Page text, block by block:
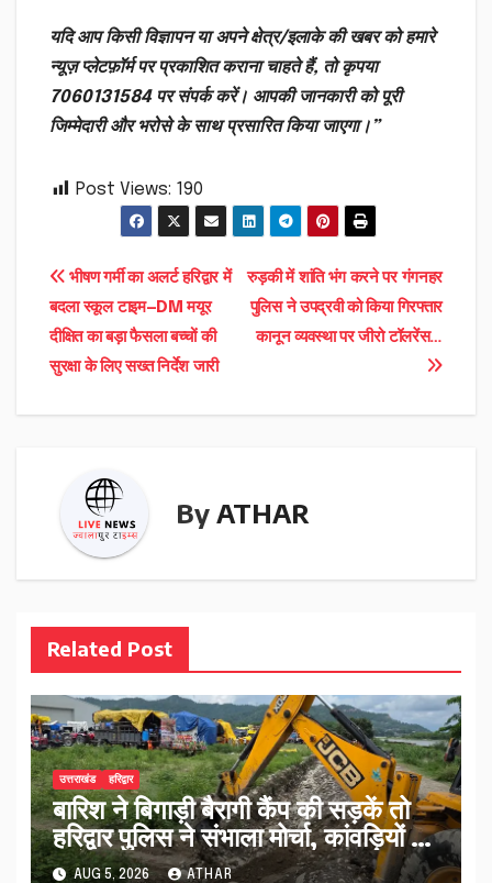
यदि आप किसी विज्ञापन या अपने क्षेत्र/इलाके की खबर को हमारे
न्यूज़ प्लेटफ़ॉर्म पर प्रकाशित कराना चाहते हैं, तो कृपया
7060131584 पर संपर्क करें। आपकी जानकारी को पूरी
जिम्मेदारी और भरोसे के साथ प्रसारित किया जाएगा।”
Post Views: 190
Post
navigation
रुड़की में शांति भंग करने पर गंगनहर
पुलिस ने उपद्रवी को किया गिरफ्तार
कानून व्यवस्था पर जीरो टॉलरेंस…
भीषण गर्मी का अलर्ट हरिद्वार में
बदला स्कूल टाइम—DM मयूर
दीक्षित का बड़ा फैसला बच्चों की
सुरक्षा के लिए सख्त निर्देश जारी
By ATHAR
Related Post
उत्तराखंड हरिद्वार
बारिश ने बिगाड़ी बैरागी कैंप की सड़कें तो
हरिद्वार पुलिस ने संभाला मोर्चा, कांवड़ियों को
मिलेगी राहत
AUG 5, 2026 ATHAR